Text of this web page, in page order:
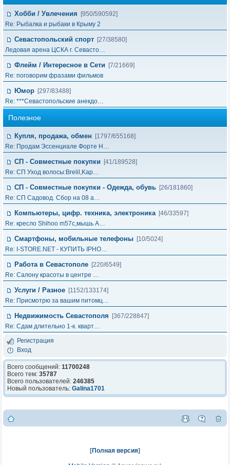
Хобби / Увлечения
[950/590592]
Re: Рыбалка и рыбаки в Крыму 2
Севастопольский спорт [27/38580]
Ледовая арена ЦСКА г. Севасто…
Флейм / Интересное в Cети
[7/21669]
Re: поговорим фразами фильмов
Юмор [297/83488]
Re: ***Севастопольские анекдо…
Полезное
Купля, продажа, обмен
[1797/655168]
Re: Продам Эссенциале Форте Н…
СП - Совместные покупки
[41/189528]
Re: СП Уход волосы:Brelil,Kap…
СП - Совместные покупки - Одежда, обувь [26/181860]
Re: СП Садовод. Сбор на 08 а…
Компьютеры, цифр. техника, электроника [46/33597]
Re: кресло Shihoo m57c,мышь A…
Смартфоны, мобильные телефоны [10/5024]
Re: I-STORE.NET - КУПИТЬ IPHO…
Работа в Севастополе [220/6549]
Re: Салону красоты в центре …
Услуги / Разное [1152/133174]
Re: Присмотрю за вашим питомц…
Недвижимость Севастополя
[367/228847]
Re: Сдам длительно 1-к. кварт…
Регистрация
Вход
Всего сообщений: 11700248
Всего тем: 35787
Всего пользователей: 246385
Новый пользователь: Galina1701
[Полная версия]